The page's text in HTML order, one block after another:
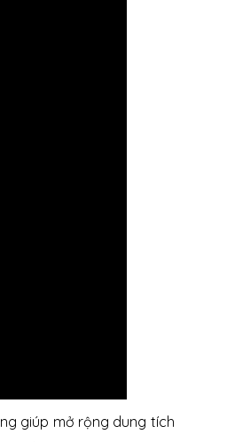
giúp mở rộng dung tích